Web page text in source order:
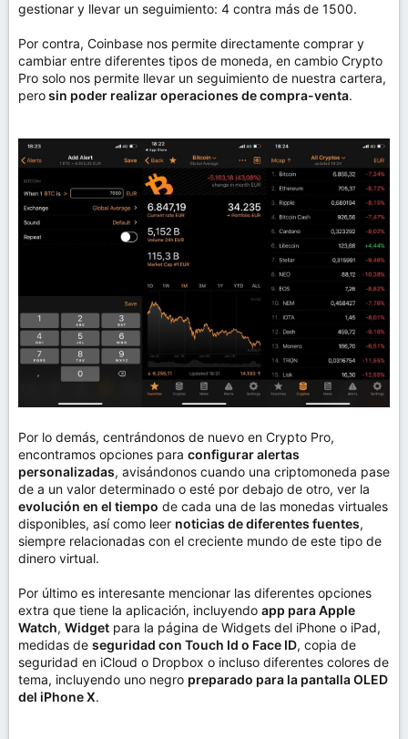
gestionar y llevar un seguimiento: 4 contra más de 1500.
Por contra, Coinbase nos permite directamente comprar y
cambiar entre diferentes tipos de moneda, en cambio Crypto
Pro solo nos permite llevar un seguimiento de nuestra cartera,
perosin poder realizar operaciones de compra-venta.
Por lo demás, centrándonos de nuevo en Crypto Pro,
encontramos opciones para configurar alertas
personalizadas, avisándonos cuando una criptomoneda pase
de a un valor determinado o esté por debajo de otro, ver la
evolución en el tiempo de cada una de las monedas virtuales
disponibles, así como leer noticias de diferentes fuentes,
siempre relacionadas con el creciente mundo de este tipo de
dinero virtual.
Por último es interesante mencionar las diferentes opciones
extra que tiene la aplicación, incluyendo app para Apple
Watch, Widget para la página de Widgets del iPhone o iPad,
medidas de seguridad con Touch Id o Face ID, copia de
seguridad en iCloud o Dropbox o incluso diferentes colores de
tema, incluyendo uno negro preparado para la pantalla OLED
del iPhone X.